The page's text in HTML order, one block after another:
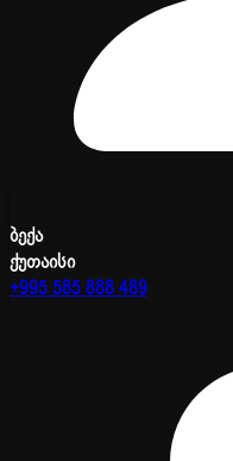
ბექა
ქუთაისი
+995 585 888 489